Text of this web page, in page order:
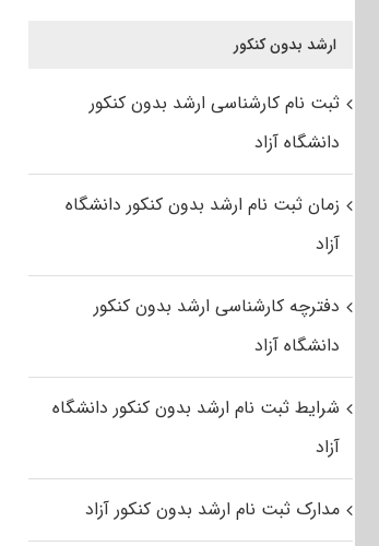
ارشد بدون کنکور
ثبت نام کارشناسی ارشد بدون کنکور
دانشگاه آزاد
زمان ثبت نام ارشد بدون کنکور دانشگاه
آزاد
دفترچه کارشناسی ارشد بدون کنکور
دانشگاه آزاد
شرایط ثبت نام ارشد بدون کنکور دانشگاه
آزاد
مدارک ثبت نام ارشد بدون کنکور آزاد